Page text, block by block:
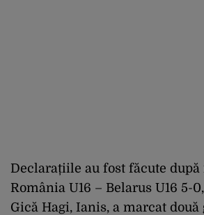
Declarațiile au fost făcute
România U16 – Belarus U16 5-
Gică Hagi, Ianis, a marcat două